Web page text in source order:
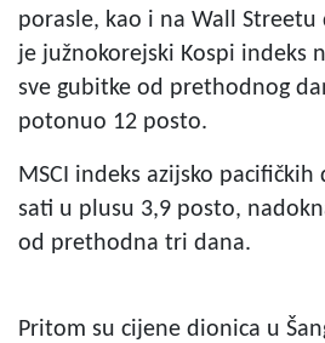
porasle, kao i na Wall
je južnokorejski Kospi indeks
sve gubitke od prethodnog
potonuo 12 posto.
MSCI indeks azijsko
sati u plusu 3,9 posto,
od prethodna tri dana.
Pritom su cijene dionica u